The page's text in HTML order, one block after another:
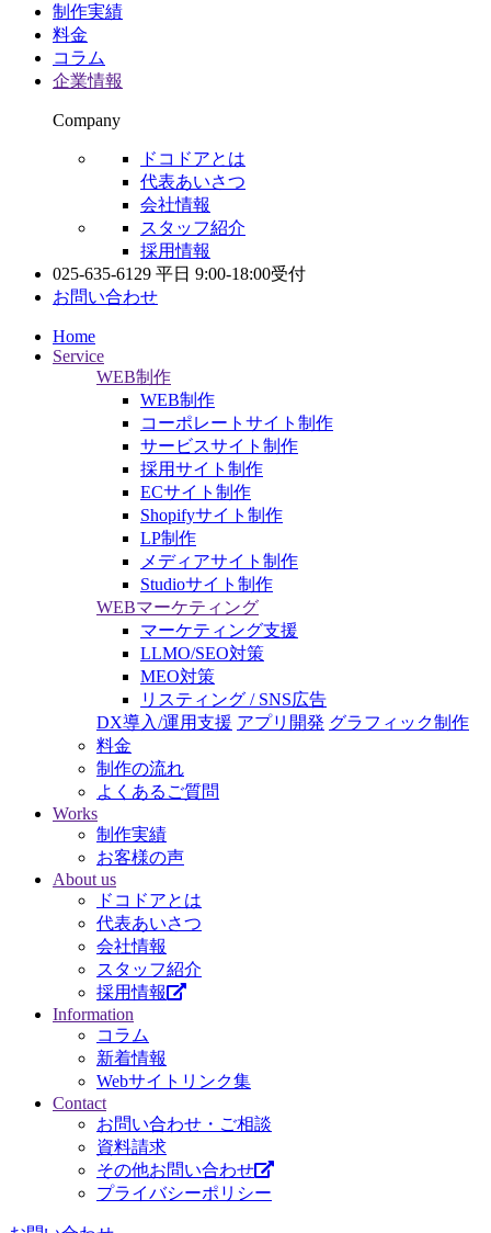
制作実績
料金
コラム
企業情報
Company
ドコドアとは
代表あいさつ
会社情報
スタッフ紹介
採用情報
025-635-6129 平日 9:00-18:00受付
お問い合わせ
Home
Service
WEB制作
WEB制作
コーポレートサイト制作
サービスサイト制作
採用サイト制作
ECサイト制作
Shopifyサイト制作
LP制作
メディアサイト制作
Studioサイト制作
WEBマーケティング
マーケティング支援
LLMO/SEO対策
MEO対策
リスティング / SNS広告
DX導入/運用支援 アプリ開発 グラフィック制作
料金
制作の流れ
よくあるご質問
Works
制作実績
お客様の声
About us
ドコドアとは
代表あいさつ
会社情報
スタッフ紹介
採用情報
Information
コラム
新着情報
Webサイトリンク集
Contact
お問い合わせ・ご相談
資料請求
その他お問い合わせ
プライバシーポリシー